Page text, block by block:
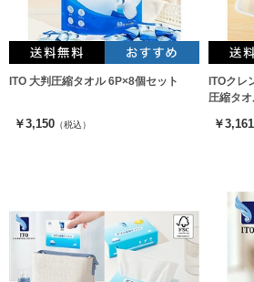
ITO 大判圧縮タオル 6P×8個セット
￥3,150 （税込）
ITOクレ
圧縮タ
￥3,161